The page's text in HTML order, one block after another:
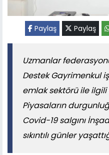
Paylaş Paylaş
Uzmanlar
Destek Gayrimenkul
emlak sektörü ile
Piyasaların
Covid-19 salgını
sıkıntılı günler